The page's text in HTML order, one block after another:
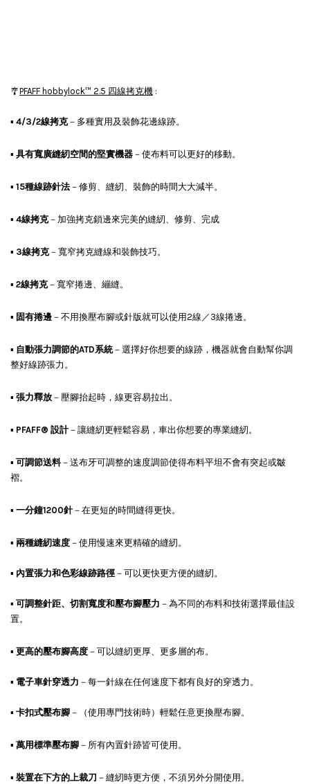
🎐PFAFF hobbylock™ 2.5 四線拷克機 :
▪ 4/3/2線拷克－多種實用及裝飾花邊線跡。
▪ 具有寬廣縫紉空間的堅實機器 －使布料可以更好的移動。
▪ 15種線跡針法－修剪、縫紉、裝飾的時間大大減半。
▪ 4線拷克－加強拷克鎖邊來完美的縫紉、修剪、完成
▪ 3線拷克－寬窄拷克縫線和裝飾技巧。
▪ 2線拷克－寬窄捲邊、繃縫。
▪ 固有捲邊 －不用換壓布腳或針版就可以使用2線／3線捲邊。
▪ 自動張力調節的ATD系統－選擇好你想要的線跡，機器就會自動幫你調
整好線跡張力。
▪ 張力釋放 －壓腳抬起時，線更容易拉出。
▪ PFAFF® 設計－讓縫紉更輕鬆容易，車出你想要的專業縫紉。
▪ 可調節送料－送布牙可調整的速度調節使得布料平坦不會有突起或皺
褶。
▪ 一分鐘1200針 －在更短的時間縫得更快。
▪ 兩種縫紉速度 －使用慢速來更精確的縫紉。
▪ 內置張力和色彩線跡路徑 －可以更快更方便的縫紉。
▪ 可調整針距、切割寬度和壓布腳壓力 －為不同的布料和技術選擇最佳設
置。
▪ 更高的壓布腳高度 －可以縫紉更厚、更多層的布。
▪ 電子車針穿透力 －每一針線在任何速度下都有良好的穿透力。
▪ 卡扣式壓布腳 －（使用專門技術時）輕鬆任意更換壓布腳。
▪ 萬用標準壓布腳 －所有內置針跡皆可使用。
▪ 裝置在下方的上裁刀 －縫紉時更方便，不須另外分開使用。